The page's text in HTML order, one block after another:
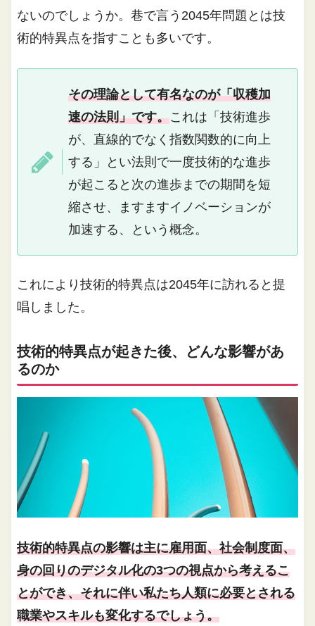
ないのでしょうか。巷で言う2045年問題とは技
術的特異点を指すことも多いです。
その理論として有名なのが「収穫加
速の法則」です。これは「技術進歩
が、直線的でなく指数関数的に向上
する」とい法則で一度技術的な進歩
が起こると次の進歩までの期間を短
縮させ、ますますイノベーションが
加速する、という概念。
これにより技術的特異点は2045年に訪れると提
唱しました。
技術的特異点が起きた後、どんな影響があ
るのか
技術的特異点の影響は主に雇用面、社会制度面、
身の回りのデジタル化の3つの視点から考えるこ
とができ、それに伴い私たち人類に必要とされる
職業やスキルも変化するでしょう。